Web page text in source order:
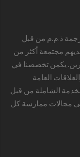
ذ.م.م من قبل
مجتمعة أكثر من
يكمن تخصصنا في
العامة
الشاملة من قبل
في مجالات ممارسة كل